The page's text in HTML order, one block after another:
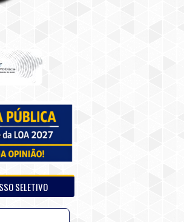
SELETIVO